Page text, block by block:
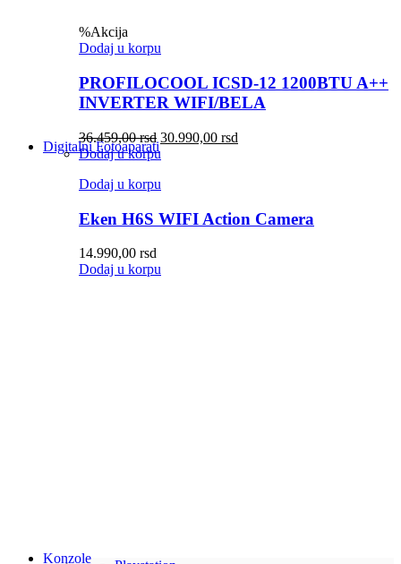
%Akcija
Dodaj u korpu
PROFILOCOOL ICSD-12 1200BTU A++
INVERTER WIFI/BELA
36.459,00rsd 30.990,00 rsd
Dodaj u korpu
Digitalni Fotoaparati
Dodaj u korpu
Eken H6S WIFI Action Camera
14.990,00 rsd
Dodaj u korpu
Konzole